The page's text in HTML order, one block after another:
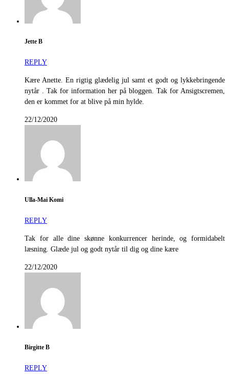
Jette B
REPLY
Kære Anette. En rigtig glædelig jul samt et godt og lykkebringende
nytår . Tak for information her på bloggen. Tak for Ansigtscremen,
den er kommet for at blive på min hylde.
22/12/2020
Ulla-Mai Komi
REPLY
Tak for alle dine skønne konkurrencer herinde, og formidabelt
læsning. Glæde jul og godt nytår til dig og dine kære
22/12/2020
Birgitte B
REPLY